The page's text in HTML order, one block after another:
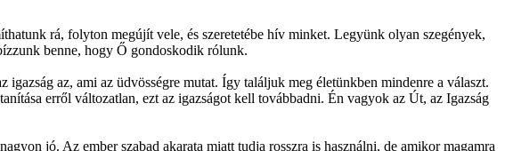
rá, folyton megújít vele, és szeretetébe hív minket. Legyünk olyan szegények,
benne, hogy Ő gondoskodik rólunk.
az, ami az üdvösségre mutat. Így találjuk meg életünkben mindenre a választ.
erről változatlan, ezt az igazságot kell továbbadni. Én vagyok az Út, az Igazság
jó. Az ember szabad akarata miatt tudja rosszra is használni, de amikor magamra